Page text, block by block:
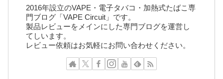
2016年設立のVAPE・電子タバコ・加熱式たばこ専
門ブログ「VAPE Circuit」です。
製品レビューをメインにした専門ブログを運営し
てしいます。
レビュー依頼はお気軽にお問い合わせください。